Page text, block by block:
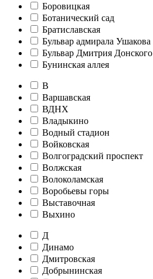
Боровицкая
Ботанический сад
Братиславская
Бульвар адмирала Ушакова
Бульвар Дмитрия Донского
Бунинская аллея
В
Варшавская
ВДНХ
Владыкино
Водный стадион
Войковская
Волгоградский проспект
Волжская
Волоколамская
Воробьевы горы
Выставочная
Выхино
Д
Динамо
Дмитровская
Добрынинская